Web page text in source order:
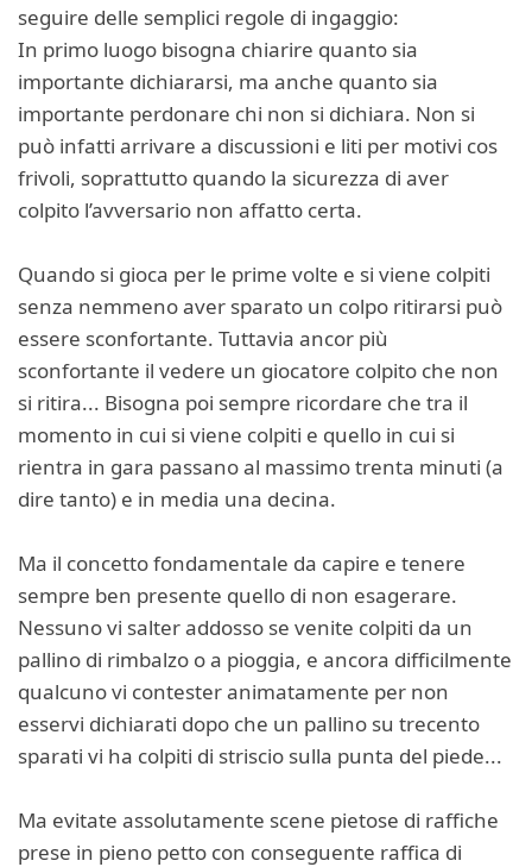
seguire delle semplici regole di ingaggio:
In primo luogo bisogna chiarire quanto sia
importante dichiararsi, ma anche quanto sia
importante perdonare chi non si dichiara. Non si
può infatti arrivare a discussioni e liti per motivi cos
frivoli, soprattutto quando la sicurezza di aver
colpito l’avversario non affatto certa.
Quando si gioca per le prime volte e si viene colpiti
senza nemmeno aver sparato un colpo ritirarsi può
essere sconfortante. Tuttavia ancor più
sconfortante il vedere un giocatore colpito che non
si ritira... Bisogna poi sempre ricordare che tra il
momento in cui si viene colpiti e quello in cui si
rientra in gara passano al massimo trenta minuti (a
dire tanto) e in media una decina.
Ma il concetto fondamentale da capire e tenere
sempre ben presente quello di non esagerare.
Nessuno vi salter addosso se venite colpiti da un
pallino di rimbalzo o a pioggia, e ancora difficilmente
qualcuno vi contester animatamente per non
esservi dichiarati dopo che un pallino su trecento
sparati vi ha colpiti di striscio sulla punta del piede...
Ma evitate assolutamente scene pietose di raffiche
prese in pieno petto con conseguente raffica di